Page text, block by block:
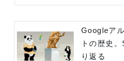
Googleア
トの歴史
り返る